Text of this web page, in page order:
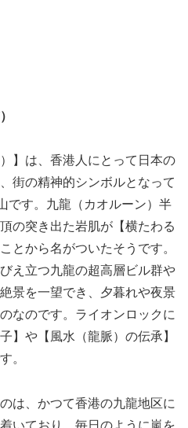
】は、香港人にとって日本の
街の精神的シンボルとなって
です。九龍（カオルーン）半
の突き出た岩肌が【横たわる
とから名がついたそうです。
え立つ九龍の超高層ビル群や
景を一望でき、夕暮れや夜景
なのです。ライオンロックに
】や【風水（龍脈）の伝承】
。
は、かつて香港の九龍地区に